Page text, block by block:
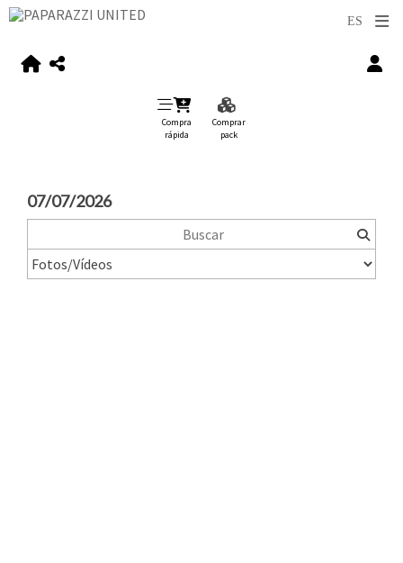
Compra
rápida
Comprar
pack
07/07/2026